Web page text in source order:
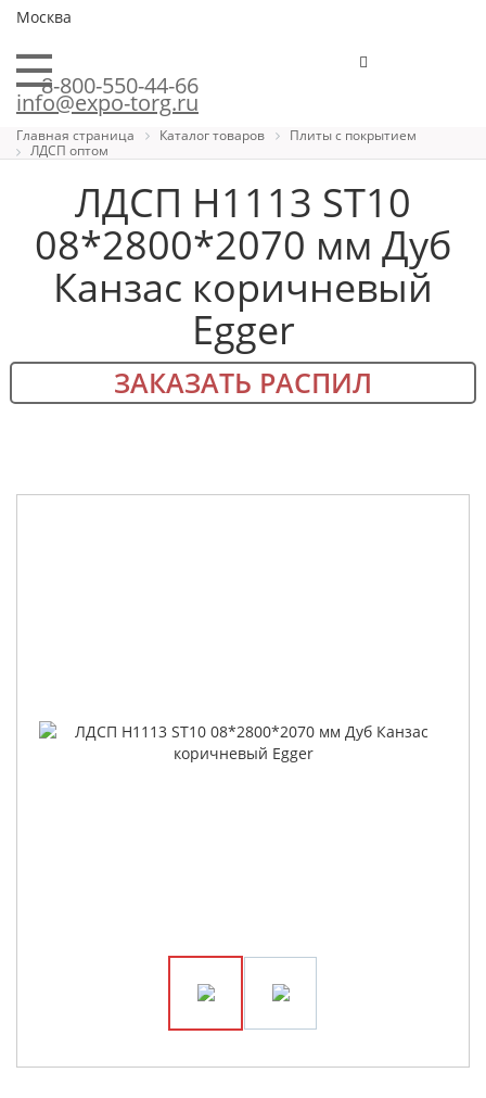
Москва
8-800-550-44-66
info@expo-torg.ru
Главная страница Каталог товаров
Плиты с покрытием
ЛДСП оптом
ЛДСП H1113 ST10
08*2800*2070 мм Дуб
Канзас коричневый
Egger
ЗАКАЗАТЬ РАСПИЛ